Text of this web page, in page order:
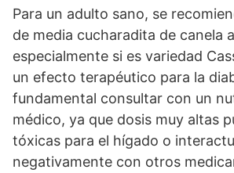
Para un adulto sano, se
de media cucharadita de canela
especialmente si es variedad
un efecto terapéutico para la
fundamental consultar con un
médico, ya que dosis muy altas
tóxicas para el hígado o
negativamente con otros